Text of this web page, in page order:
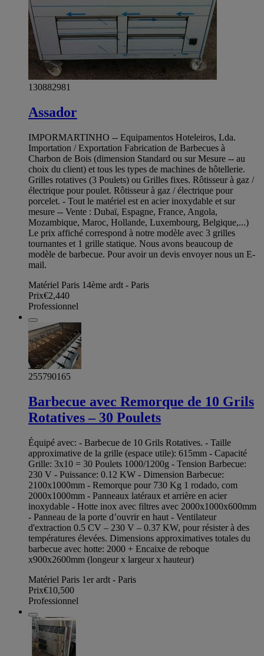
130882981
Assador
IMPORMARTINHO -- Equipamentos Hoteleiros, Lda.
Importation / Exportation Fabrication de Barbecues à
Charbon de Bois (dimension Standard ou sur Mesure -- au
choix du client) et tous les types de machines de hôtellerie.
Grilles rotatives (3 Poulets) ou Grilles fixes. Rôtisseur à gaz /
électrique pour poulet. Rôtisseur à gaz / électrique pour
porcelet. - Tout le matériel est en acier inoxydable et sur
mesure -- Vente : Dubaï, Espagne, France, Angola,
Mozambique, Maroc, Hollande, Luxembourg, Belgique,...)
Le prix affiché correspond à notre modèle avec 3 grilles
tournantes et 1 grille statique. Nous avons beaucoup de
modèle de barbecue. Pour avoir un devis envoyer nous un E-
mail.
Matériel Paris 14ème ardt - Paris
Prix€2,440
Professionnel
255790165
Barbecue avec Remorque de 10 Grils
Rotatives – 30 Poulets
Équipé avec: - Barbecue de 10 Grils Rotatives. - Taille
approximative de la grille (espace utile): 615mm - Capacité
Grille: 3x10 = 30 Poulets 1000/1200g - Tension Barbecue:
230 V - Puissance: 0.12 KW - Dimension Barbecue:
2100x1000mm - Remorque pour 730 Kg 1 rodado, com
2000x1000mm - Panneaux latéraux et arrière en acier
inoxydable - Hotte inox avec filtres avec 2000x1000x600mm
- Panneau de la porte d’ouvrir en haut - Ventilateur
d'extraction 0.5 CV – 230 V – 0.37 KW, pour résister à des
températures élevées. Dimensions approximatives totales du
barbecue avec hotte: 2000 + Encaixe de reboque
x900x2600mm (longeur x largeur x hauteur)
Matériel Paris 1er ardt - Paris
Prix€10,500
Professionnel